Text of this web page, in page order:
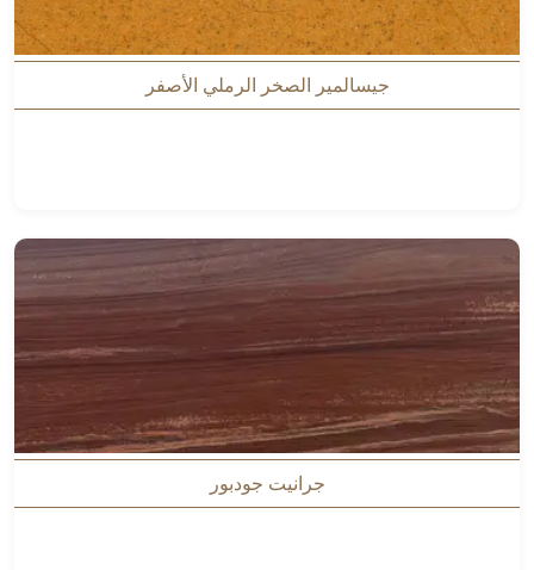
جيسالمير الصخر الرملي الأصفر
جرانيت جودبور